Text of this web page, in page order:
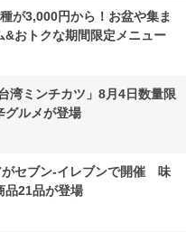
が3,000円から！お盆や集ま
&おトクな期間限定メニュー
湾ミンチカツ」8月4日数量限
グルメが登場
がセブン-イレブンで開催 味
品21品が登場